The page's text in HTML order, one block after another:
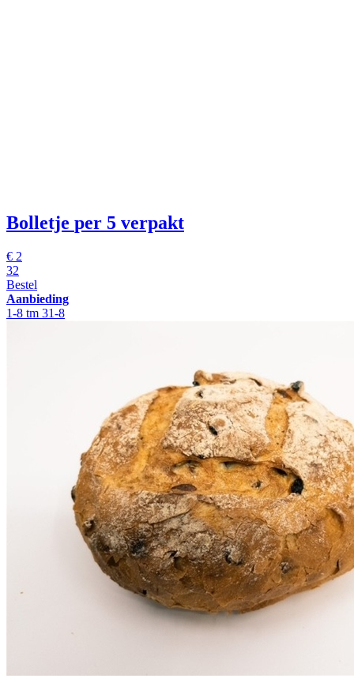
Bolletje per 5 verpakt
€ 2
32
Bestel
Aanbieding
1-8 tm 31-8